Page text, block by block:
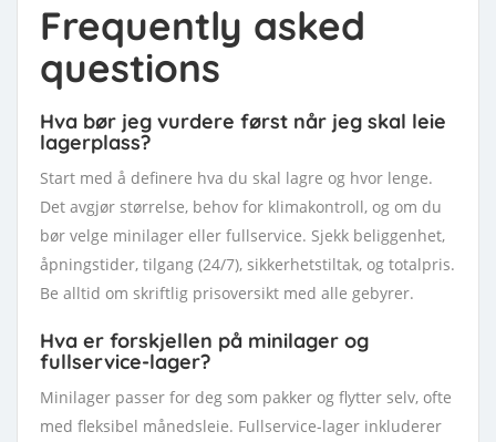
Frequently asked
questions
Hva bør jeg vurdere først når jeg skal leie
lagerplass?
Start med å definere hva du skal lagre og hvor lenge.
Det avgjør størrelse, behov for klimakontroll, og om du
bør velge minilager eller fullservice. Sjekk beliggenhet,
åpningstider, tilgang (24/7), sikkerhetstiltak, og totalpris.
Be alltid om skriftlig prisoversikt med alle gebyrer.
Hva er forskjellen på minilager og
fullservice-lager?
Minilager passer for deg som pakker og flytter selv, ofte
med fleksibel månedsleie. Fullservice-lager inkluderer